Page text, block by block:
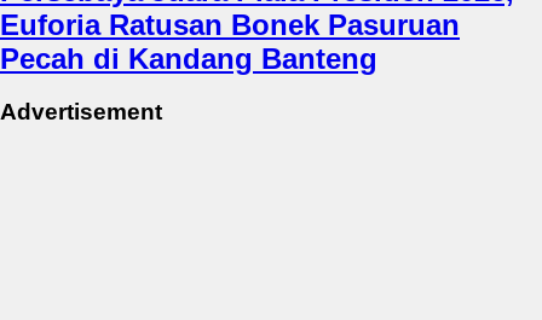
Euforia Ratusan Bonek Pasuruan
Pecah di Kandang Banteng
Advertisement